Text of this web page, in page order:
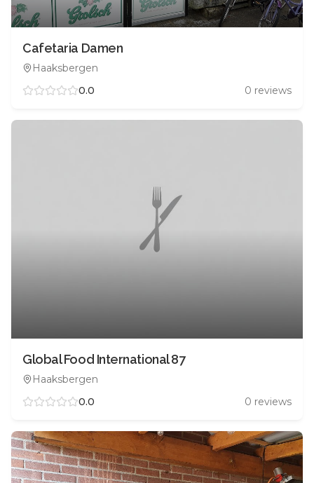
Cafetaria Damen
Haaksbergen
0.0
0 reviews
Global Food International 87
Haaksbergen
0.0
0 reviews